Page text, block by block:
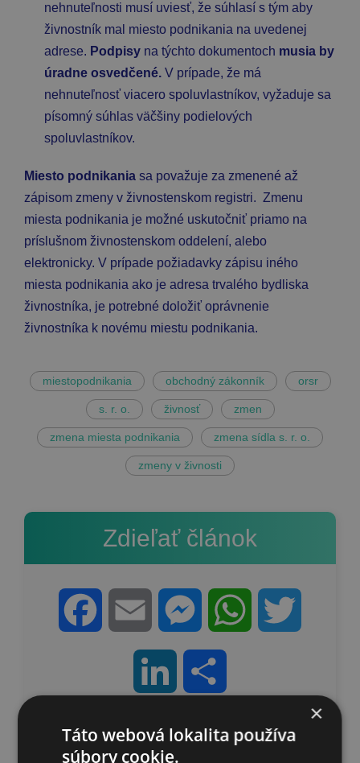
nehnuteľnosti musí uviesť, že súhlasí s tým aby
živnostník mal miesto podnikania na uvedenej
adrese. Podpisy na týchto dokumentoch musia by
úradne osvedčené. V prípade, že má
nehnuteľnosť viacero spoluvlastníkov, vyžaduje sa
písomný súhlas väčšiny podielových
spoluvlastníkov.
Miesto podnikania sa považuje za zmenené až
zápisom zmeny v živnostenskom registri. Zmenu
miesta podnikania je možné uskutočniť priamo na
príslušnom živnostenskom oddelení, alebo
elektronicky. V prípade požiadavky zápisu iného
miesta podnikania ako je adresa trvalého bydliska
živnostníka, je potrebné doložiť oprávnenie
živnostníka k novému miestu podnikania.
miestopodnikania obchodný zákonník orsr
s. r. o. živnosť zmen
zmena miesta podnikania zmena sídla s. r. o.
zmeny v živnosti
Zdieľať článok
Facebook Email MessengerWhatsApp
LinkedIn
×
Táto webová lokalita používa
súbory cookie.